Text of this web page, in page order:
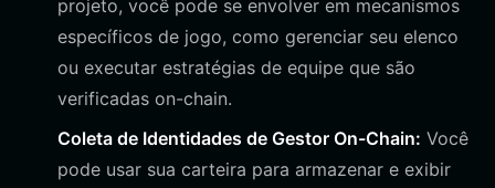
projeto, você pode se envolver em mecanismos
específicos de jogo, como gerenciar seu elenco
ou executar estratégias de equipe que são
verificadas on-chain.
Coleta de Identidades de Gestor On-Chain: Você
pode usar sua carteira para armazenar e exibir